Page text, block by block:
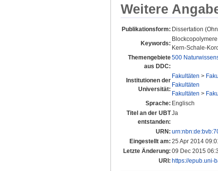
Weitere
Publikationsform: Dissertation
Keywords:
Kern-Schale-
Themengebiete
aus DDC:
500
Institutionen der
Universität:
Fakultäten >
Fakultäten
Fakultäten >
Sprache: Englisch
Titel an der UBT
entstanden:
Ja
URN:
Eingestellt am: 25 Apr 2014
Letzte Änderung: 09 Dec 2015
URI: https://epub.uni-